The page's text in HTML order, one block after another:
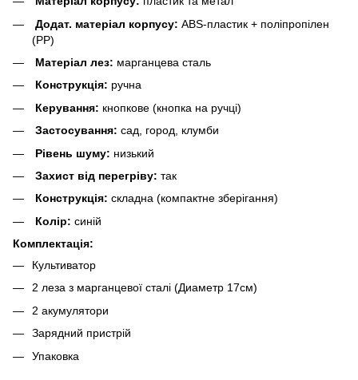
Додат. матеріал корпусу: ABS-пластик + поліпропілен
(PP)
Матеріал лез: марганцева сталь
Конструкція: ручна
Керування: кнопкове (кнопка на ручці)
Застосування: сад, город, клумби
Рівень шуму: низький
Захист від перегріву: так
Конструкція: складна (компактне зберігання)
Колір: синій
Комплектація:
Культиватор
2 леза з марганцевої сталі (Диаметр 17см)
2 акумулятори
Зарядний пристрій
Упаковка